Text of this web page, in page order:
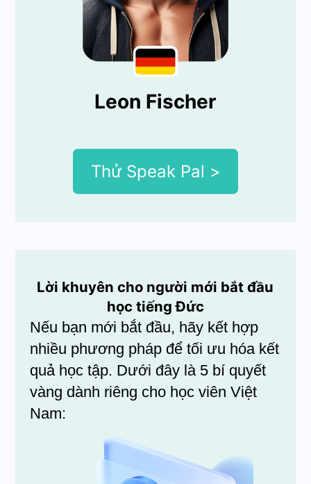
Leon Fischer
Thử Speak Pal >
Lời khuyên cho người mới bắt đầu
học tiếng Đức
Nếu bạn mới bắt đầu, hãy kết hợp
nhiều phương pháp để tối ưu hóa kết
quả học tập. Dưới đây là 5 bí quyết
vàng dành riêng cho học viên Việt
Nam: